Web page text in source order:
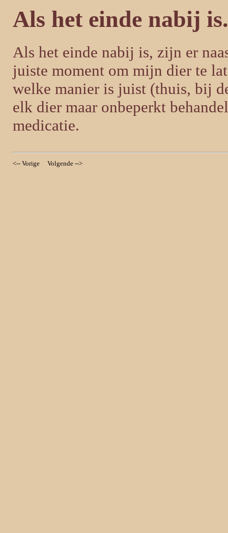
Als het einde nabij
Als het einde nabij is, zijn er
juiste moment om mijn dier te
welke manier is juist (thuis, bij
elk dier maar onbeperkt
medicatie.
<-- Vorige Volgende -->